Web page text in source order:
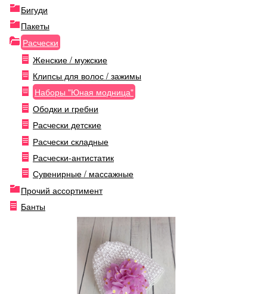
Бигуди
Пакеты
Расчески
Женские / мужские
Клипсы для волос / зажимы
Наборы "Юная модница"
Ободки и гребни
Расчески детские
Расчески складные
Расчески-антистатик
Сувенирные / массажные
Прочий ассортимент
Банты